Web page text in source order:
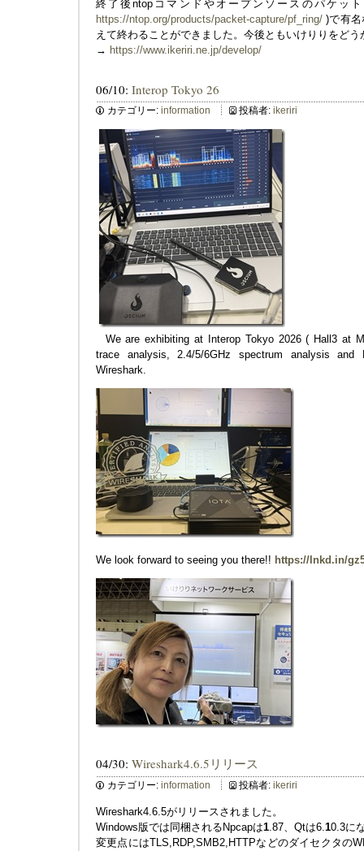
終了後ntopコマンドやオープンソースのパケッ
https://ntop.org/products/packet-capture/pf_ring/ )で有名
えて終わることができました。今後ともいけりりをど
→ https://www.ikeriri.ne.jp/develop/
06/10: Interop Tokyo 26
カテゴリー: information 投稿者: ikeriri
We are exhibiting at Interop Tokyo 2026 ( Hall3 at
trace analysis, 2.4/5/6GHz spectrum analysis
Wireshark.
We look forward to seeing you there!! https://lnkd.in/
04/30: Wireshark4.6.5リリース
カテゴリー: information 投稿者: ikeriri
Wireshark4.6.5がリリースされました。
Windows版では同梱されるNpcapは1.87、Qtは6.10.3に
変更点にはTLS,RDP,SMB2,HTTPなどのダイセクタの